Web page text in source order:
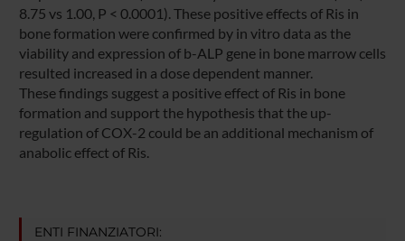
8.75 vs 1.00, P < 0.0001). These positive effects of Ris in
bone formation were confirmed by in vitro data as the
viability and expression of b-ALP gene in bone marrow cells
resulted increased in a dose dependent manner.
These findings suggest a positive effect of Ris in bone
formation and support the hypothesis that the up-
regulation of COX-2 could be an additional mechanism of
anabolic effect of Ris.
ENTI FINANZIATORI: